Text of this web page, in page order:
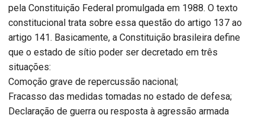
pela Constituição Federal promulgada em 1988. O texto
constitucional trata sobre essa questão do artigo 137 ao
artigo 141. Basicamente, a Constituição brasileira define
que o estado de sítio poder ser decretado em três
situações:
Comoção grave de repercussão nacional;
Fracasso das medidas tomadas no estado de defesa;
Declaração de guerra ou resposta à agressão armada